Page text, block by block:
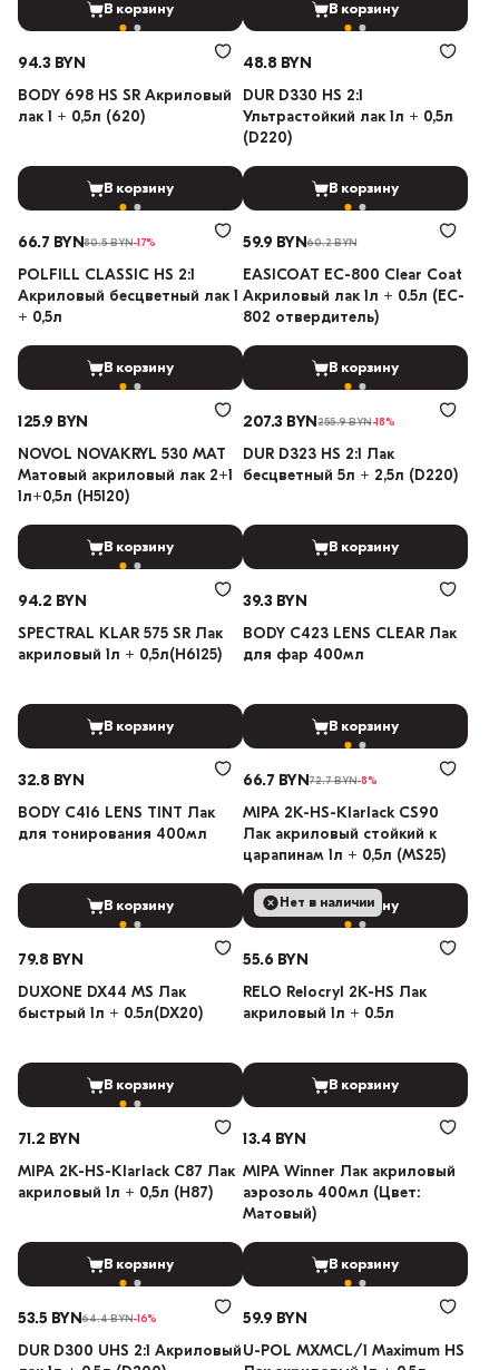
В корзину В корзину
94.3 BYN
BODY 698 HS SR Акриловый
лак 1 + 0,5л (620)
В корзину
48.8 BYN
DUR D330 HS 2:1
Ультрастойкий лак 1л + 0,5л
(D220)
В корзину
66.7 BYN80.5 BYN-17%
POLFILL CLASSIC HS 2:1
Акриловый бесцветный лак 1
+ 0,5л
В корзину
59.9 BYN60.2 BYN
EASICOAT EC-800 Clear Coat
Акриловый лак 1л + 0.5л (EC-
802 отвердитель)
В корзину
125.9 BYN
NOVOL NOVAKRYL 530 MAT
Матовый акриловый лак 2+1
1л+0,5л (H5120)
В корзину
207.3 BYN255.9 BYN-18%
DUR D323 HS 2:1 Лак
бесцветный 5л + 2,5л (D220)
В корзину
94.2 BYN
SPECTRAL KLAR 575 SR Лак
акриловый 1л + 0,5л(H6125)
В корзину
39.3 BYN
BODY C423 LENS CLEAR Лак
для фар 400мл
В корзину
32.8 BYN
BODY C416 LENS TINT Лак
для тонирования 400мл
В корзину
66.7 BYN72.7 BYN-8%
MIPA 2К-HS-Klarlack CS90
Лак акриловый стойкий к
царапинам 1л + 0,5л (MS25)
В корзину
79.8 BYN
DUXONE DX44 MS Лак
быстрый 1л + 0.5л(DX20)
В корзину
Нет в наличии
55.6 BYN
RELO Relocryl 2K-HS Лак
акриловый 1л + 0.5л
В корзину
71.2 BYN
MIPA 2К-HS-Klarlack C87 Лак
акриловый 1л + 0,5л (Н87)
В корзину
13.4 BYN
MIPA Winner Лак акриловый
аэрозоль 400мл (Цвет:
Матовый)
В корзину
53.5 BYN64.4 BYN-16%
DUR D300 UHS 2:1 Акриловый
59.9 BYN
U-POL MXMCL/1 Maximum HS